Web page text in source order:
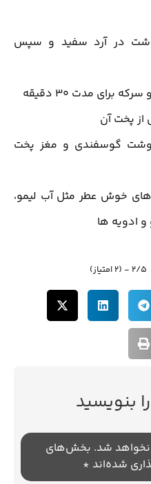
در آرد سفید و سپس
برای مدت 30 دقیقه
پخت آن
گوسفندی و مغز پخت
خوش عطر مثل آب لیمو،
و ادویه ها
2/5 - (2 امتیاز)
بنویسید
نخواهد شد. بخش‌های
شده‌اند *